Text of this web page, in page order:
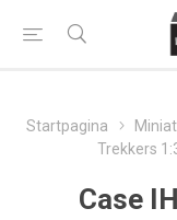
Startpagina
Trekkers
Case